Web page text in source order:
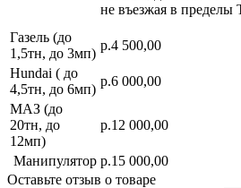
не въезжая в
Газель (до
1,5тн, до 3мп)
р.4 500,00
Hundai ( до
4,5тн, до 6мп)
р.6 000,00
МАЗ (до
20тн, до
12мп)
р.12 000,00
Манипулятор р.15 000,00
Оставьте отзыв о товаре